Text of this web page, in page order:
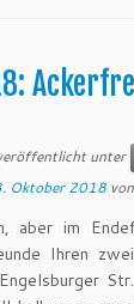
unter
Oktober 2018 von
aber im
Ihren